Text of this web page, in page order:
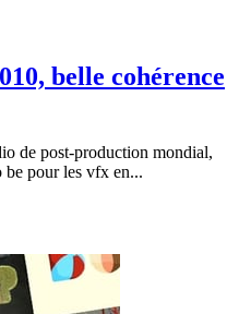
belle cohérence
de post-production mondial,
be pour les vfx en...